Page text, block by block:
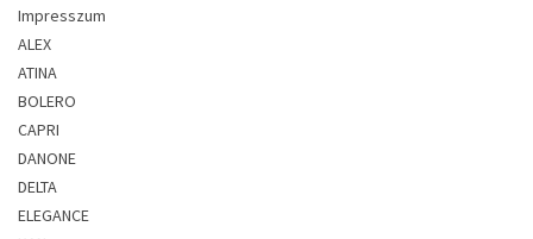
Impresszum
ALEX
ATINA
BOLERO
CAPRI
DANONE
DELTA
ELEGANCE